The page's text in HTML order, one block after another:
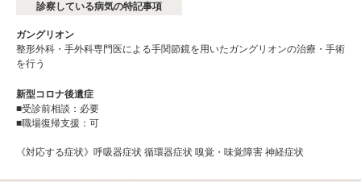
診察している病気の特記事項
ガングリオン
整形外科・手外科専門医による手関節鏡を用いたガングリオンの治療・手術
を行う
新型コロナ後遺症
■受診前相談：必要
■職場復帰支援：可
《対応する症状》呼吸器症状 循環器症状 嗅覚・味覚障害 神経症状